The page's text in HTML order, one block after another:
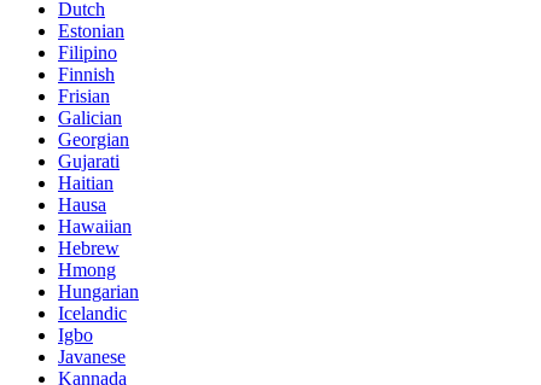
Dutch
Estonian
Filipino
Finnish
Frisian
Galician
Georgian
Gujarati
Haitian
Hausa
Hawaiian
Hebrew
Hmong
Hungarian
Icelandic
Igbo
Javanese
Kannada